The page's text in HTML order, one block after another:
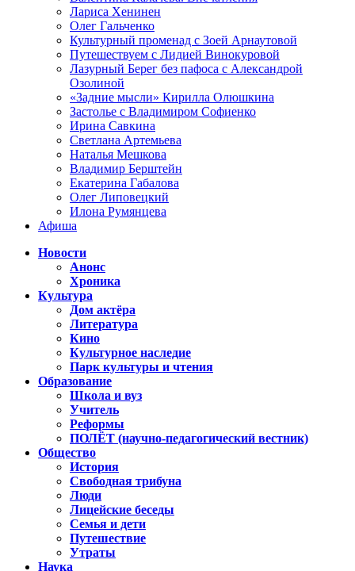
Лариса Хенинен
Олег Гальченко
Культурный променад с Зоей Арнаутовой
Путешествуем с Лидией Винокуровой
Лазурный Берег без пафоса с Александрой
Озолиной
«Задние мысли» Кирилла Олюшкина
Застолье с Владимиром Софиенко
Ирина Савкина
Светлана Артемьева
Наталья Мешкова
Владимир Берштейн
Екатерина Габалова
Олег Липовецкий
Илона Румянцева
Афиша
Новости
Анонс
Хроника
Культура
Дом актёра
Литература
Кино
Культурное наследие
Парк культуры и чтения
Образование
Школа и вуз
Учитель
Реформы
ПОЛЁТ (научно-педагогический вестник)
Общество
История
Свободная трибуна
Люди
Лицейские беседы
Семья и дети
Путешествие
Утраты
Наука